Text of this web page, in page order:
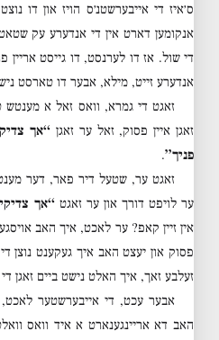
ס׳איז די אייבערשטנ׳ס הויז און דו
אנקומען דארט אין די אנדערע עק
די שול. אז דו לערנסט, דו גייסט אריין
אנדערע זייט, מילא, אבער דו טארסט
זאגט די גמרא, וואס זאל א
זאגן איין פסוק, זאל ער זאגן “אך
פניך”.
זאגט ער, שטעל דיר פאר, דער
ער לויפט דורך און ער זאגט“אך
אין זיין קאפ? ער לאכט, איך האב
פסוק און יעצט האב איך געקענט נוצן
זעלבע זאך, איך האלט נישט ביים זאגן
אבער עכט, די אייבערשטער לאכט,
האב דא אריינגענארט א איד וואס